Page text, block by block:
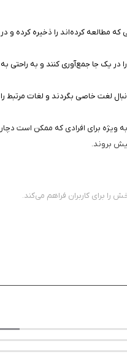
مطالعه کرده‌اند را ذخیره کرده و
یک جا جمع‌آوری کنند و به راحتی
لغت خاصی بگردند و لغات مرتبط
ویژه برای افرادی که ممکن است
بروند.
را برای کاربران فراهم می‌کند.